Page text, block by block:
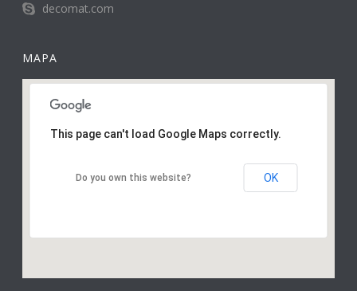
decomat.com
MAPA
This page can't load Google Maps correctly.
Do you own this website? OK